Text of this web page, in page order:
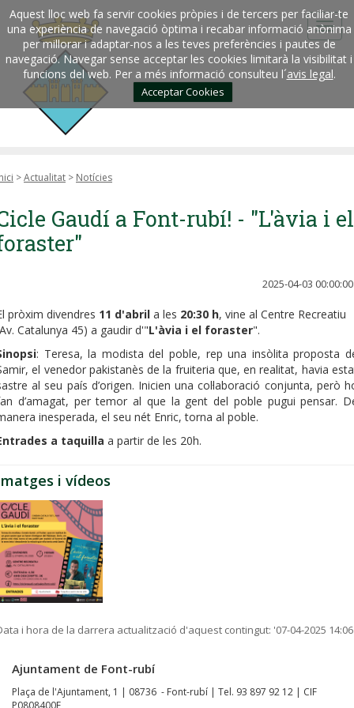
Aquest lloc web fa servir cookies pròpies i de tercers per faciliar-te
una experiència de navegació òptima i recabar informació anònima
per millorar i adaptar-nos a les teves preferències i pautes de
navegació. Navegar sense acceptar les cookies limitarà la visibilitat i
funcions del web. Per a més informació consulteu l´avis legal.
Acceptar Cookies
>Actualitat > Notícies
Gaudí a Font-rubí! - "L'àvia i el
2025-04-03 00:00:00
pròxim divendres 11 d'abril a les 20:30 h, vine al Centre Recreatiu
Catalunya 45) a gaudir d'"L'àvia i el foraster".
: Teresa, la modista del poble, rep una insòlita proposta
el venedor pakistanès de la fruiteria que, en realitat, havia
al seu país d’origen. Inicien una col·laboració conjunta, però
d’amagat, per temor al que la gent del poble pugui pensar.
inesperada, el seu nét Enric, torna al poble.
a taquilla a partir de les 20h.
i vídeos
i hora de la darrera actualització d'aquest contingut: '07-04-2025 14:06
Ajuntament de Font-rubí
Plaça de l'Ajuntament, 1 | 08736 - Font-rubí | Tel. 93 897 92 12 | CIF
P0808400F